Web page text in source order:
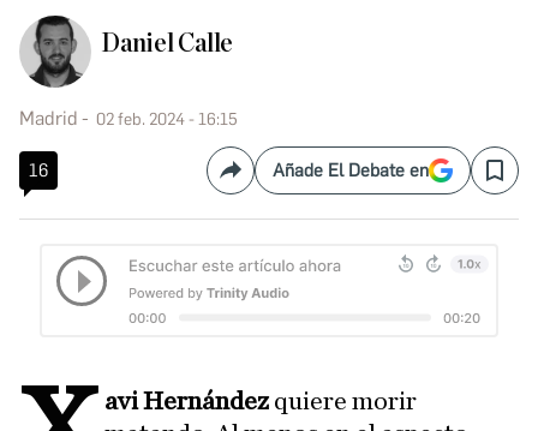
Daniel Calle
Madrid 02 feb. 2024 - 16:15
16 CompartirAñade El Debate en Save
avi Hernándezquiere morir